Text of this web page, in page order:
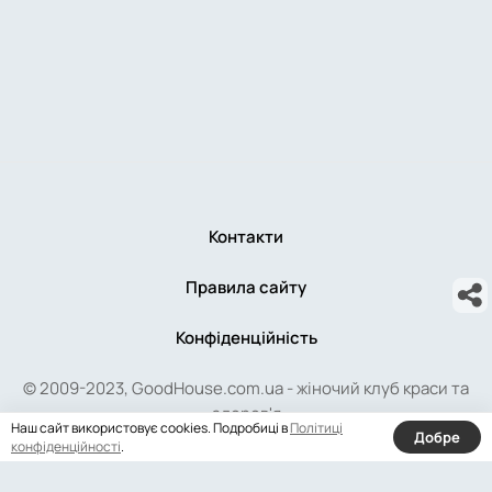
© 2009-2023, GoodHouse.com.ua - жіночий клуб краси та
здоров'я
Контакти
Правила сайту
Конфіденційність
Наш сайт використовує cookies. Подробиці вПолітиці
конфіденційності. Добре